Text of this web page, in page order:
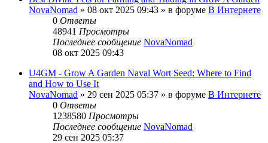
NovaNomad » 08 окт 2025 09:43 » в форуме В Интернете
0 Ответы
48941 Просмотры
Последнее сообщение NovaNomad
08 окт 2025 09:43
U4GM - Grow A Garden Naval Wort Seed: Where to Find
and How to Use It
NovaNomad » 29 сен 2025 05:37 » в форуме В Интернете
0 Ответы
1238580 Просмотры
Последнее сообщение NovaNomad
29 сен 2025 05:37